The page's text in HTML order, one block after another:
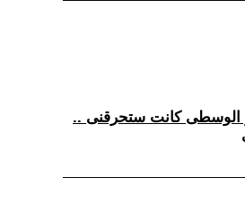
الوسطى كانت ستحرقنى ..